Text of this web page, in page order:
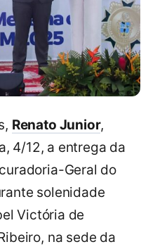
Renato Junior,
4/12, a entrega da
Geral do
solenidade
Victória de
na sede da